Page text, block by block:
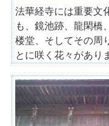
法華経寺には重要文
も、鏡池跡、龍閑橋
楼堂、そしてその周
とに咲く花々があり